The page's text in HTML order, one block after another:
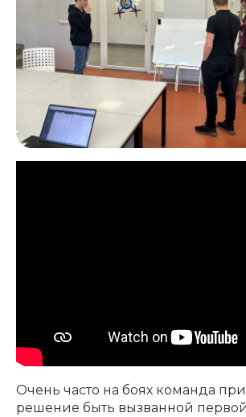
Очень часто на боях команда
решение быть вызванной